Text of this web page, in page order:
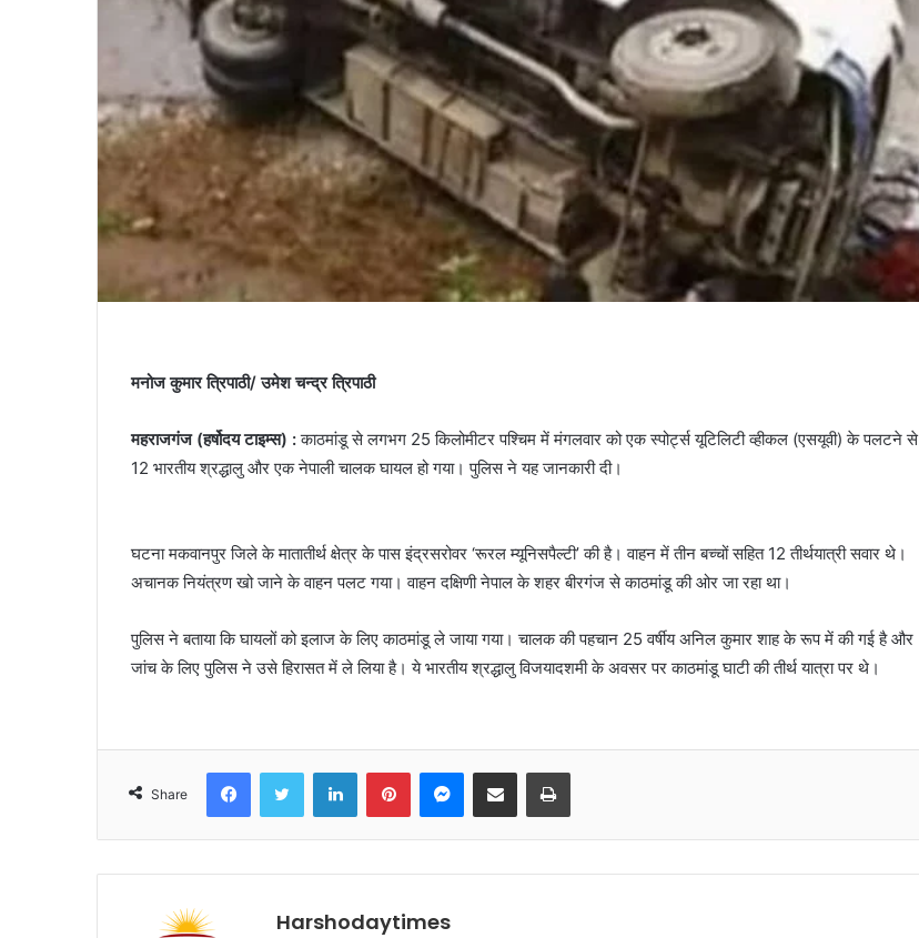
मनोज कुमार त्रिपाठी/ उमेश चन्द्र त्रिपाठी
महराजगंज (हर्षोदय टाइम्स) :काठमांडू से लगभग 25 किलोमीटर पश्चिम में मंगलवार को एक स्पोर्ट्स यूटिलिटी व्हीकल (एसयूवी) के पलटने से
12 भारतीय श्रद्धालु और एक नेपाली चालक घायल हो गया। पुलिस ने यह जानकारी दी।
घटना मकवानपुर जिले के मातातीर्थ क्षेत्र के पास इंद्रसरोवर ‘रूरल म्यूनिसपैल्टी’ की है। वाहन में तीन बच्चों सहित 12 तीर्थयात्री सवार थे।
अचानक नियंत्रण खो जाने के वाहन पलट गया। वाहन दक्षिणी नेपाल के शहर बीरगंज से काठमांडू की ओर जा रहा था।
पुलिस ने बताया कि घायलों को इलाज के लिए काठमांडू ले जाया गया। चालक की पहचान 25 वर्षीय अनिल कुमार शाह के रूप में की गई है और
जांच के लिए पुलिस ने उसे हिरासत में ले लिया है। ये भारतीय श्रद्धालु विजयादशमी के अवसर पर काठमांडू घाटी की तीर्थ यात्रा पर थे।
Share
FacebookTwitter LinkedInPinterestMessenger
Share via Email Print
Harshodaytimes